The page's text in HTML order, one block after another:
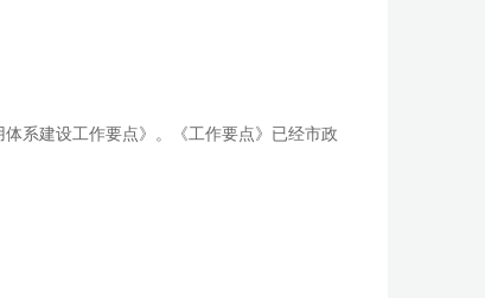
系建设工作要点》。《工作要点》已经市政